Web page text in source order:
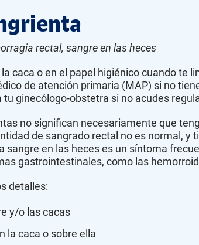
rectal, sangre en las heces
caca o en el papel higiénico cuando te
de atención primaria (MAP) si no
tu ginecólogo-obstetra si no acudes
no significan necesariamente que
de sangrado rectal no es normal, y
sangre en las heces es un síntoma
gastrointestinales, como las
detalles:
y/o las cacas
la caca o sobre ella